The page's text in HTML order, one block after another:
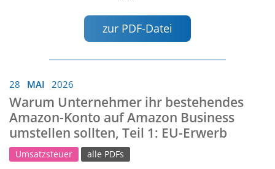
zur PDF-Datei
28 MAI 2026
Warum Unternehmer ihr bestehendes
Amazon-Konto auf Amazon Business
umstellen sollten, Teil 1: EU-Erwerb
Umsatzsteuer alle PDFs